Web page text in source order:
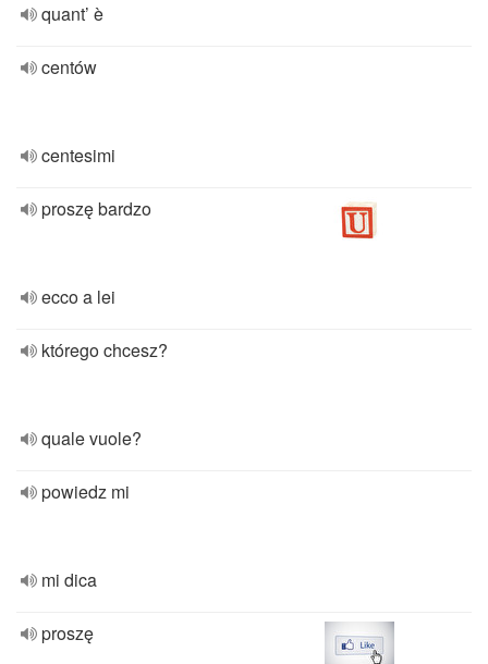
quant’ è
centów
centesimi
proszę bardzo
ecco a lei
którego chcesz?
quale vuole?
powiedz mi
mi dica
proszę